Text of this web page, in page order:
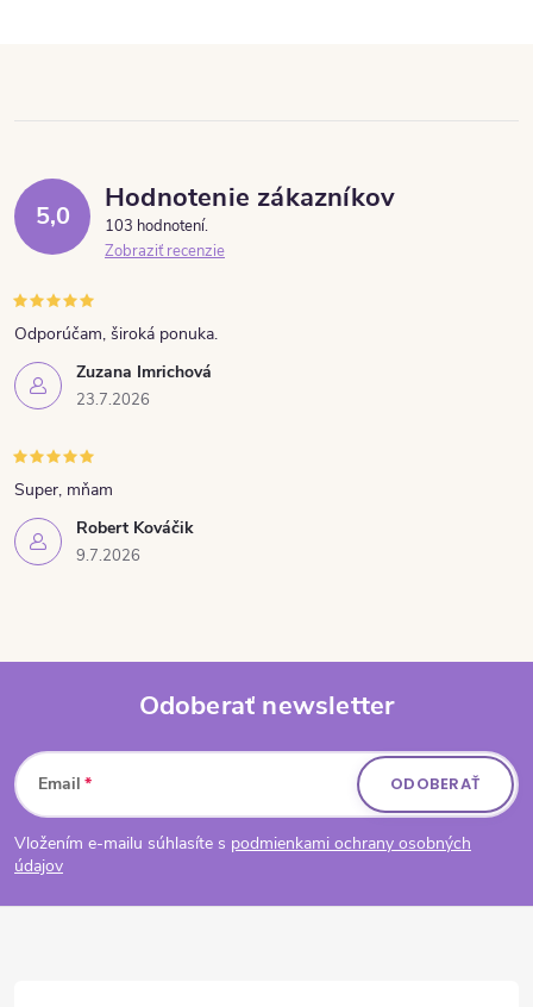
5,0
Hodnotenie zákazníkov
103 hodnotení
Zobraziť recenzie
Zuzana Imrichová
23.7.2026
Odporúčam, široká ponuka.
Robert Kováčik
9.7.2026
Super, mňam
Zápätie
Odoberať newsletter
Email
Vložením e-mailu súhlasíte s podmienkami ochrany osobných
údajov
ODOBERAŤ